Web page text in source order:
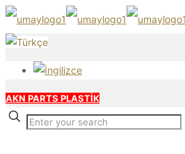
AKN PARTS PLASTİK